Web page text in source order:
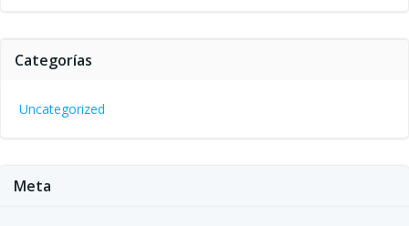
Categorías
Uncategorized
Meta